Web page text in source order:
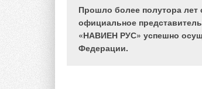
Прошло более полутора лет
официальное
«НАВИЕН РУС» успешно
Федерации.